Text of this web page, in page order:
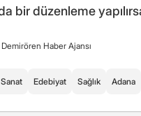
bir düzenleme
Haber Ajansı
Edebiyat Sağlık Adana